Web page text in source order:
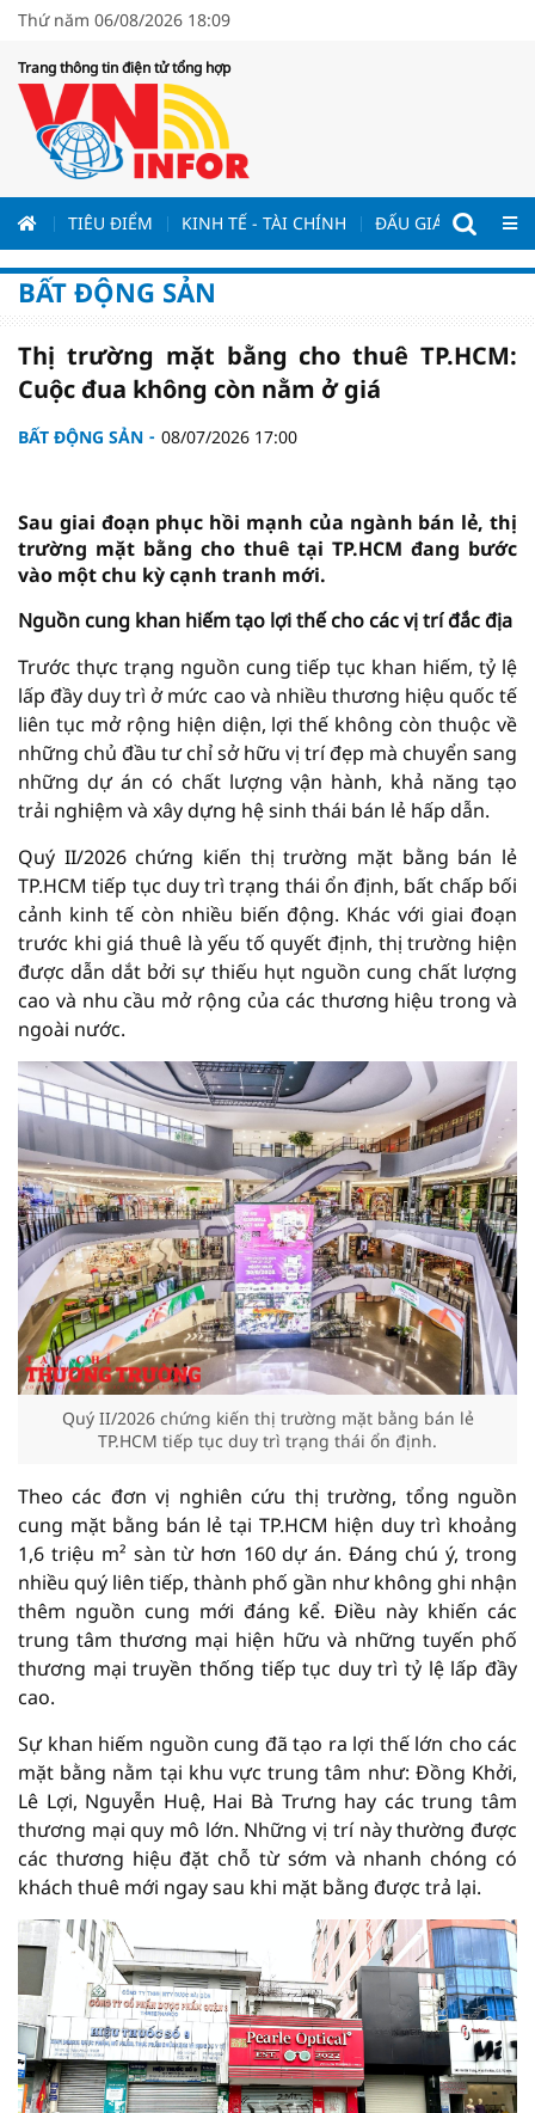
Thứ năm 06/08/2026 18:09
Trang thông tin điện tử tổng hợp
TIÊU ĐIỂM KINH TẾ - TÀI CHÍNH ĐẤU GIÁ - ĐẤU
BẤT ĐỘNG SẢN
Thị trường mặt bằng cho thuê TP.HCM:
Cuộc đua không còn nằm ở giá
BẤT ĐỘNG SẢN 08/07/2026 17:00
Sau giai đoạn phục hồi mạnh của ngành bán lẻ, thị
trường mặt bằng cho thuê tại TP.HCM đang bước
vào một chu kỳ cạnh tranh mới.
Nguồn cung khan hiếm tạo lợi thế cho các vị trí đắc địa
Trước thực trạng nguồn cung tiếp tục khan hiếm, tỷ lệ
lấp đầy duy trì ở mức cao và nhiều thương hiệu quốc tế
liên tục mở rộng hiện diện, lợi thế không còn thuộc về
những chủ đầu tư chỉ sở hữu vị trí đẹp mà chuyển sang
những dự án có chất lượng vận hành, khả năng tạo
trải nghiệm và xây dựng hệ sinh thái bán lẻ hấp dẫn.
Quý II/2026 chứng kiến thị trường mặt bằng bán lẻ
TP.HCM tiếp tục duy trì trạng thái ổn định, bất chấp bối
cảnh kinh tế còn nhiều biến động. Khác với giai đoạn
trước khi giá thuê là yếu tố quyết định, thị trường hiện
được dẫn dắt bởi sự thiếu hụt nguồn cung chất lượng
cao và nhu cầu mở rộng của các thương hiệu trong và
ngoài nước.
Quý II/2026 chứng kiến thị trường mặt bằng bán lẻ
TP.HCM tiếp tục duy trì trạng thái ổn định.
Theo các đơn vị nghiên cứu thị trường, tổng nguồn
cung mặt bằng bán lẻ tại TP.HCM hiện duy trì khoảng
1,6 triệu m² sàn từ hơn 160 dự án. Đáng chú ý, trong
nhiều quý liên tiếp, thành phố gần như không ghi nhận
thêm nguồn cung mới đáng kể. Điều này khiến các
trung tâm thương mại hiện hữu và những tuyến phố
thương mại truyền thống tiếp tục duy trì tỷ lệ lấp đầy
cao.
Sự khan hiếm nguồn cung đã tạo ra lợi thế lớn cho các
mặt bằng nằm tại khu vực trung tâm như: Đồng Khởi,
Lê Lợi, Nguyễn Huệ, Hai Bà Trưng hay các trung tâm
thương mại quy mô lớn. Những vị trí này thường được
các thương hiệu đặt chỗ từ sớm và nhanh chóng có
khách thuê mới ngay sau khi mặt bằng được trả lại.